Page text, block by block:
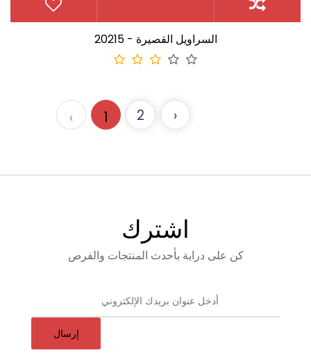
20215 - السراويل القصيرة
‹ 1 2 ›
اشترك
كن على دراية بأحدث المنتجات والفرص
إرسال